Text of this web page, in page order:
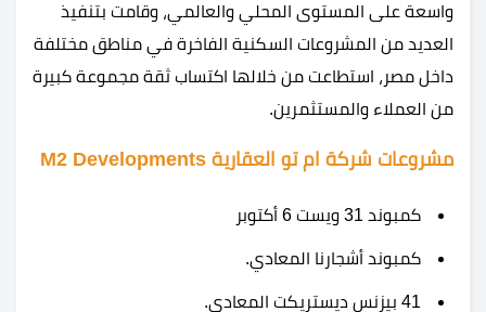
واسعة على المستوى المحلي والعالمي، وقامت بتنفيذ
العديد من المشروعات السكنية الفاخرة في مناطق مختلفة
داخل مصر، استطاعت من خلالها اكتساب ثقة مجموعة كبيرة
من العملاء والمستثمرين.
مشروعات شركة ام تو العقارية M2 Developments
كمبوند 31 ويست 6 أكتوبر
كمبوند أشجارنا المعادي.
41 بيزنس ديستريكت المعادي.